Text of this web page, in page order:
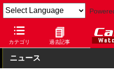
カテゴリ 過去記事
Car Watch カスタム カーアク
ニュース